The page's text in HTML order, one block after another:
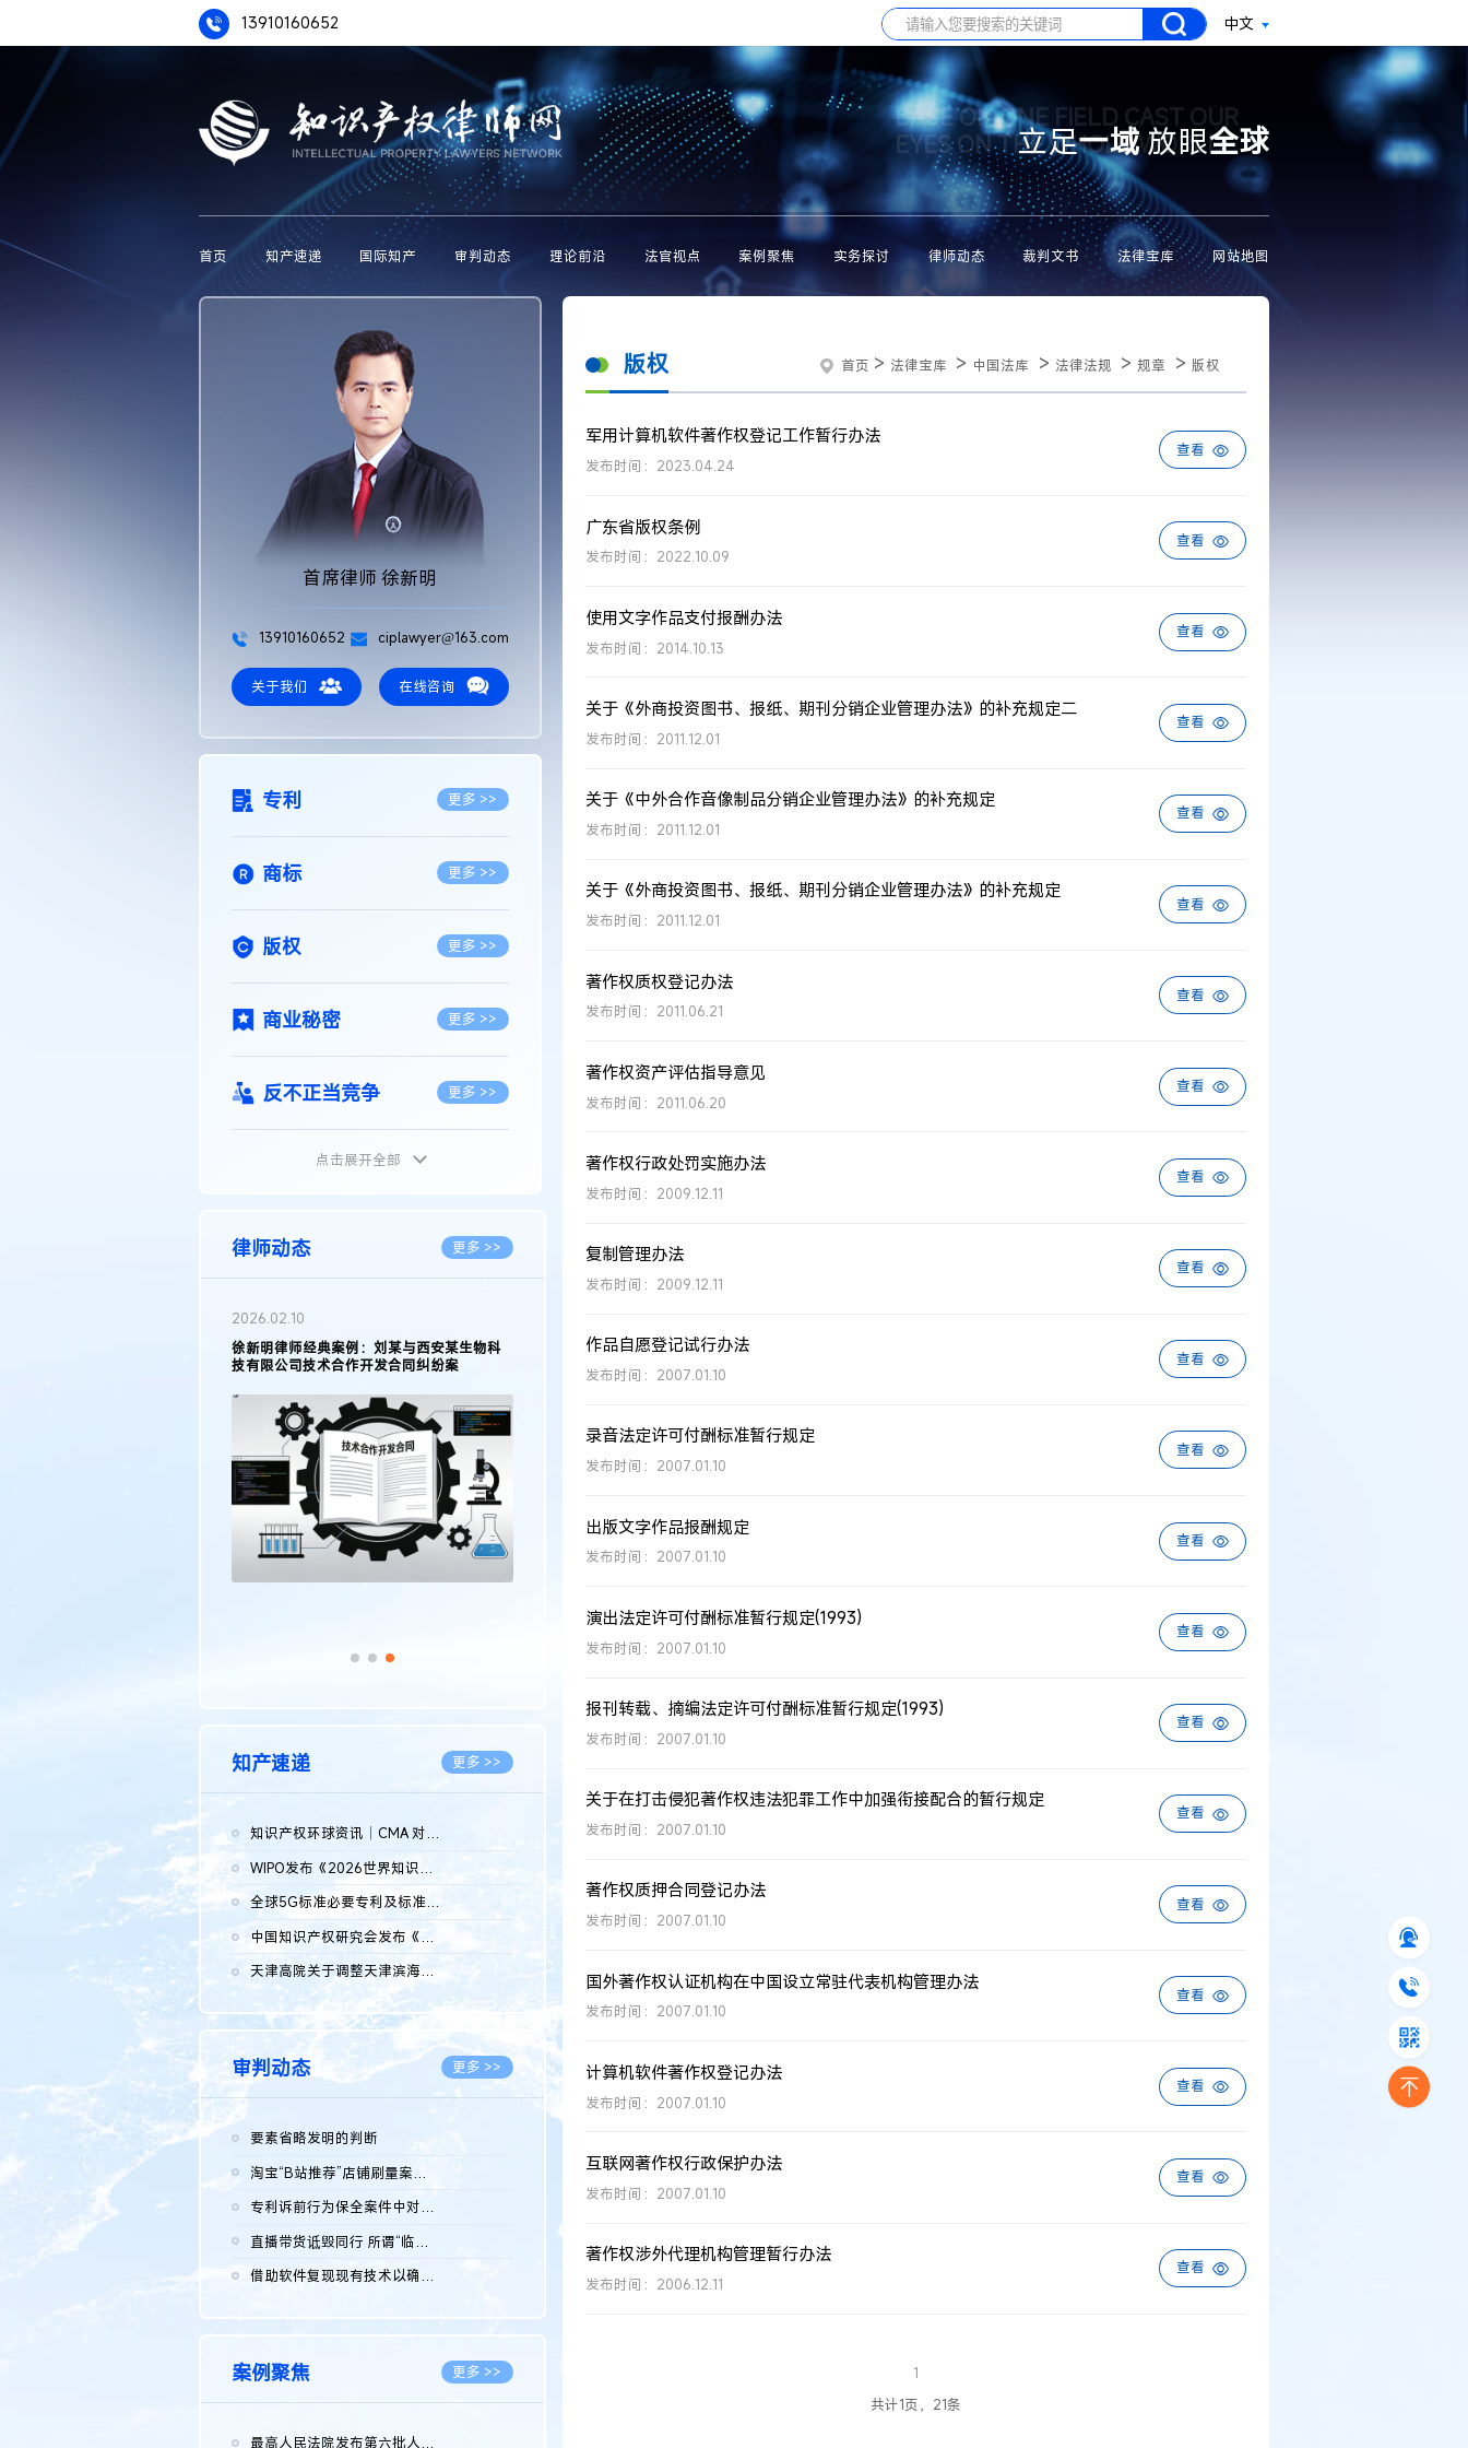
13910160652 中文
BASE ON ONE FIELD CAST OUR
EYES ON THE WHOLE WORLD
立足一域放眼全球
首页 知产速递 国际知产 审判动态 理论前沿 法官视点 案例聚焦 实务探讨 律师动态 裁判文书 法律宝库 网站地图
首席律师 徐新明
13910160652 ciplawyer@163.com
关于我们 在线咨询
专利 更多 >>
商标 更多 >>
版权 更多 >>
商业秘密 更多 >>
反不正当竞争 更多 >>
植物新品种
地理标志 更多 >>
集成电路布图设计
传统文化 更多 >>
点击展开全部
律师动态 更多 >>
2026.02.10
徐新明律师经典案例：刘某与西安某生物科
技有限公司技术合作开发合同纠纷案
知产速递 更多 >>
知识产权环球资讯｜CMA 对微软发起调查；批量搬运二手平台数据构...
WIPO发布《2026世界知识产权报告》 含报告全文
全球5G标准必要专利及标准提案研究报告（2026年）全文发布
中国知识产权研究会发布《2025年度中国企业海外知识产权纠纷调查...
2026.08.07
天津高院关于调整天津滨海高新技术产业开发区华苑科技园一审普通...
2026.08.07
审判动态 更多 >>
要素省略发明的判断
淘宝“B站推荐”店铺刷量案维持原判，两被告连带赔偿150万元
专利诉前行为保全案件中对仿制药申请人曾作出三类声明的考量及违...
直播带货诋毁同行 所谓“临场发挥”不免责
借助软件复现现有技术以确认相关参数特征是否被公开
案例聚焦 更多 >>
最高人民法院发布第六批人民法院种业知识产权司法保护典型案例 含...
版权 首页 > 法律宝库 > 中国法库 > 法律法规 > 规章 > 版权
军用计算机软件著作权登记工作暂行办法
发布时间：2023.04.24
查看
广东省版权条例
发布时间：2022.10.09
查看
使用文字作品支付报酬办法
发布时间：2014.10.13
查看
关于《外商投资图书、报纸、期刊分销企业管理办法》的补充规定二
发布时间：2011.12.01
查看
关于《中外合作音像制品分销企业管理办法》的补充规定
发布时间：2011.12.01
查看
关于《外商投资图书、报纸、期刊分销企业管理办法》的补充规定
发布时间：2011.12.01
查看
著作权质权登记办法
发布时间：2011.06.21
查看
著作权资产评估指导意见
发布时间：2011.06.20
查看
著作权行政处罚实施办法
发布时间：2009.12.11
查看
复制管理办法
发布时间：2009.12.11
查看
作品自愿登记试行办法
发布时间：2007.01.10
查看
录音法定许可付酬标准暂行规定
发布时间：2007.01.10
查看
出版文字作品报酬规定
发布时间：2007.01.10
查看
演出法定许可付酬标准暂行规定(1993)
发布时间：2007.01.10
查看
报刊转载、摘编法定许可付酬标准暂行规定(1993)
发布时间：2007.01.10
查看
关于在打击侵犯著作权违法犯罪工作中加强衔接配合的暂行规定
发布时间：2007.01.10
查看
著作权质押合同登记办法
发布时间：2007.01.10
查看
国外著作权认证机构在中国设立常驻代表机构管理办法
发布时间：2007.01.10
查看
计算机软件著作权登记办法
发布时间：2007.01.10
查看
互联网著作权行政保护办法
发布时间：2007.01.10
查看
著作权涉外代理机构管理暂行办法
发布时间：2006.12.11
查看
1
共计1页，21条